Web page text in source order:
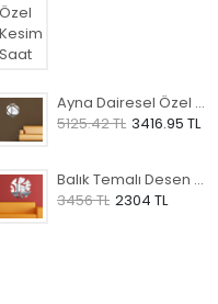
Ayna Dairesel Özel Kesim Saat
5125.42 TL 3416.95 TL
Balık Temalı Desen Saat
3456 TL 2304 TL